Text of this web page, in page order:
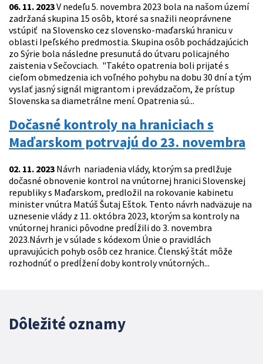
06. 11. 2023V nedeľu 5. novembra 2023 bola na našom území
zadržaná skupina 15 osôb, ktoré sa snažili neoprávnene
vstúpiť na Slovensko cez slovensko-maďarskú hranicu v
oblasti Ipeľského predmostia. Skupina osôb pochádzajúcich
zo Sýrie bola následne presunutá do útvaru policajného
zaistenia v Sečovciach. "Takéto opatrenia boli prijaté s
cieľom obmedzenia ich voľného pohybu na dobu 30 dní a tým
vyslať jasný signál migrantom i prevádzačom, že prístup
Slovenska sa diametrálne mení. Opatrenia sú...
Dočasné kontroly na hraniciach s
Maďarskom potrvajú do 23. novembra
02. 11. 2023 Návrh nariadenia vlády, ktorým sa predlžuje
dočasné obnovenie kontrol na vnútornej hranici Slovenskej
republiky s Maďarskom, predložil na rokovanie kabinetu
minister vnútra Matúš Šutaj Eštok. Tento návrh nadväzuje na
uznesenie vlády z 11. októbra 2023, ktorým sa kontroly na
vnútornej hranici pôvodne predĺžili do 3. novembra
2023.Návrh je v súlade s kódexom Únie o pravidlách
upravujúcich pohyb osôb cez hranice. Členský štát môže
rozhodnúť o predĺžení doby kontroly vnútorných...
Dôležité oznamy